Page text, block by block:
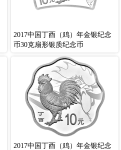
2017中国丁酉（鸡）年金银纪念
币30克扇形银质纪念币
2017中国丁酉（鸡）年金银纪念